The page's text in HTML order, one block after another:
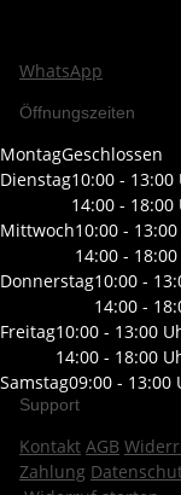
WhatsApp
Öffnungszeiten
MontagGeschlossen
Dienstag10:00 - 13:00
14:00 - 18:00
Mittwoch10:00 -
14:00 -
Donnerstag10:00 -
14:00 -
Freitag10:00 - 13:00
14:00 - 18:00
Samstag09:00 - 13:00
Support
Kontakt AGB
Zahlung